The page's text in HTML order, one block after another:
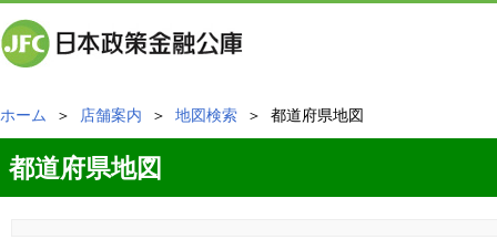
ホーム ＞ 店舗案内 ＞ 地図検索 ＞ 都道府県地図
都道府県地図